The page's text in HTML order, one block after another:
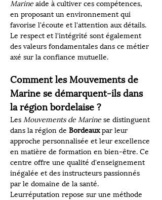
Marine aide à cultiver ces compétences,
en proposant un environnement qui
favorise l'écoute et l'attention aux détails.
Le respect et l'intégrité sont également
des valeurs fondamentales dans ce métier
axé sur la confiance mutuelle.
Comment les Mouvements de
Marine se démarquent-ils dans
la région bordelaise ?
Les Mouvements de Marine se distinguent
dans la région de Bordeaux par leur
approche personnalisée et leur excellence
en matière de formation en bien-être. Ce
centre offre une qualité d'enseignement
inégalée et des instructeurs passionnés
par le domaine de la santé.
Leurréputation repose sur une méthode